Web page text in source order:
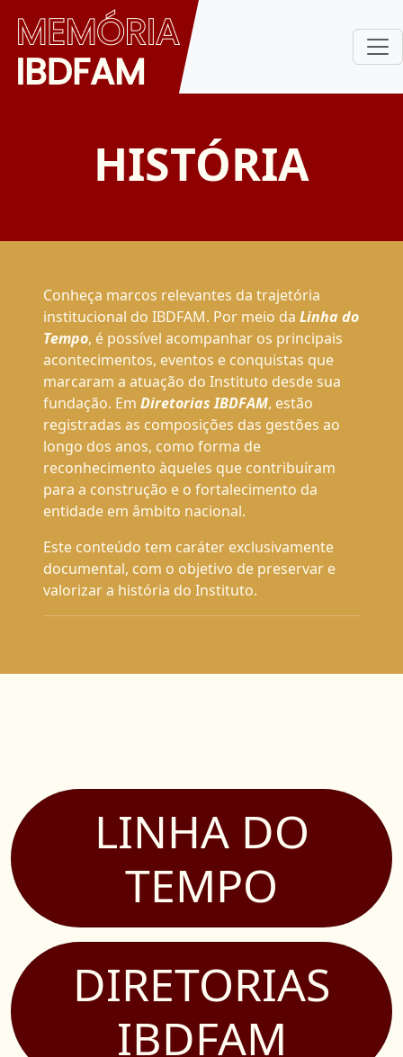
HISTÓRIA
Conheça marcos relevantes da trajetória
institucional do IBDFAM. Por meio da Linha do
Tempo, é possível acompanhar os principais
acontecimentos, eventos e conquistas que
marcaram a atuação do Instituto desde sua
fundação. Em Diretorias IBDFAM, estão
registradas as composições das gestões ao
longo dos anos, como forma de
reconhecimento àqueles que contribuíram
para a construção e o fortalecimento da
entidade em âmbito nacional.
Este conteúdo tem caráter exclusivamente
documental, com o objetivo de preservar e
valorizar a história do Instituto.
LINHA DO
TEMPO
DIRETORIAS
IBDFAM